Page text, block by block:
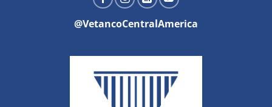
@VetancoCentralAmerica